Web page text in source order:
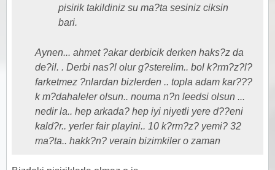
pisirik takildiniz su ma?ta sesiniz ciksin
bari.
Aynen... ahmet ?akar derbicik derken haks?z da
de?il. . Derbi nas?l olur g?sterelim.. bol k?rm?z?l?
farketmez ?nlardan bizlerden .. topla adam kar???
k m?dahaleler olsun.. nouma n?n leedsi olsun ...
nedir la.. hep arkada? hep iyi niyetli yere d??eni
kald?r.. yerler fair playini.. 10 k?rm?z? yemi? 32
ma?ta.. hakk?n? verain bizimkiler o zaman